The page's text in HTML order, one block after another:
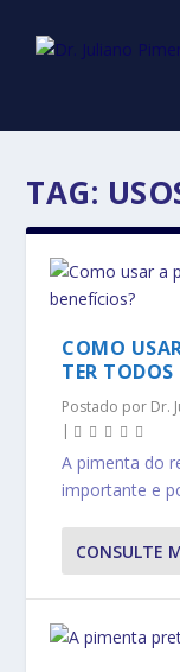
TAG:
COMO
TER TODOS
Postado por Dr.
|
A pimenta do
importante e
CONSULTE